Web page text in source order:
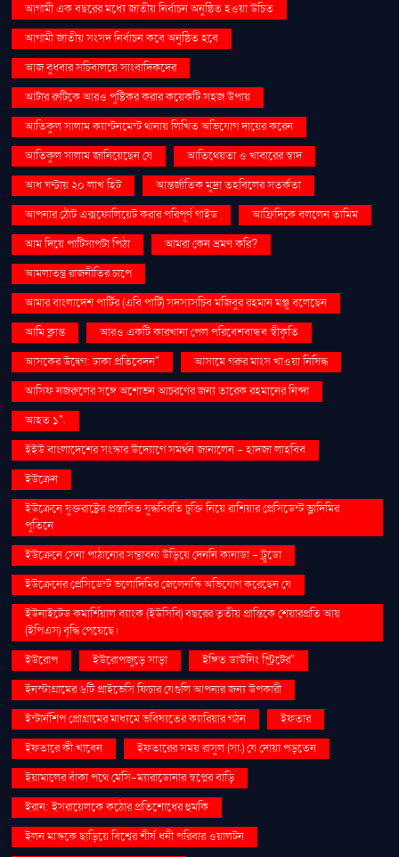
আগামী এক বছরের মধ্যে জাতীয় নির্বাচন অনুষ্ঠিত হওয়া উচিত
আগামী জাতীয় সংসদ নির্বাচন কবে অনুষ্ঠিত হবে
আজ বুধবার সচিবালয়ে সাংবাদিকদের
আটার রুটিকে আরও পুষ্টিকর করার কয়েকটি সহজ উপায়
আতিকুল সালাম ক্যান্টনমেন্ট থানায় লিখিত অভিযোগ দায়ের করেন
আতিকুল সালাম জানিয়েছেন যে
আতিথেয়তা ও খাবারের স্বাদ
আধ ঘণ্টায় ২০ লাখ হিট
আন্তর্জাতিক মুদ্রা তহবিলের সতর্কতা
আপনার ঠোঁট এক্সফোলিয়েট করার পরিপূর্ণ গাইড
আফ্রিদিকে বললেন তামিম
আম দিয়ে পাটিসাপটা পিঠা
আমরা কেন ভ্রমণ করি?
আমলাতন্ত্র রাজনীতির চাপে
আমার বাংলাদেশ পার্টির (এবি পার্টি) সদস্যসচিব মজিবুর রহমান মঞ্জু বলেছেন
আমি ক্লান্ত
আরও একটি কারখানা পেল পরিবেশবান্ধব স্বীকৃতি
আসকের উদ্বেগ: ঢাকা প্রতিবেদন"
আসামে গরুর মাংস খাওয়া নিষিদ্ধ
আসিফ নজরুলের সঙ্গে অশোভন আচরণের জন্য তারেক রহমানের নিন্দা
আহত ১".
ইইউ বাংলাদেশের সংস্কার উদ্যোগে সমর্থন জানালেন - হাদজা লাহবিব
ইউক্রেন
ইউক্রেনে যুক্তরাষ্ট্রের প্রস্তাবিত যুদ্ধবিরতি চুক্তি নিয়ে রাশিয়ার প্রেসিডেন্ট ভ্লাদিমির
পুতিনে
ইউক্রেনে সেনা পাঠানোর সম্ভাবনা উড়িয়ে দেননি কানাডা - ট্রুডো
ইউক্রেনের প্রেসিডেন্ট ভলোদিমির জেলেনস্কি অভিযোগ করেছেন যে
ইউনাইটেড কমার্শিয়াল ব্যাংক (ইউসিবি) বছরের তৃতীয় প্রান্তিকে শেয়ারপ্রতি আয়
(ইপিএস) বৃদ্ধি পেয়েছে।
ইউরোপ
ইউরোপজুড়ে সাড়া
ইঙ্গিত ডাউনিং স্ট্রিটের"
ইনস্টাগ্রামের ৬টি প্রাইভেসি ফিচার যেগুলি আপনার জন্য উপকারী
ইন্টার্নশিপ প্রোগ্রামের মাধ্যমে ভবিষ্যতের ক্যারিয়ার গঠন
ইফতার
ইফতারে কী খাবেন
ইফতারের সময় রাসুল (সা.) যে দোয়া পড়তেন
ইয়ামালের বাঁকা পথে মেসি-ম্যারাডোনার স্বপ্নের বাড়ি
ইরান: ইসরায়েলকে কঠোর প্রতিশোধের হুমকি
ইলন মাস্ককে ছাড়িয়ে বিশ্বের শীর্ষ ধনী পরিবার ওয়ালটন